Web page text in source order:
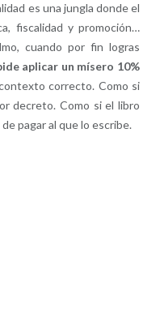
es una jungla donde el
fiscalidad y promoción…
cuando por fin logras
aplicar un mísero 10%
correcto. Como si
decreto. Como si el libro
pagar al que lo escribe.